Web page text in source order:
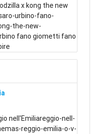
x kong the new
urbino-fano-
the-new-
fano giometti fano
nell'Emiliareggio-nell-
reggio-emilia-o-v-